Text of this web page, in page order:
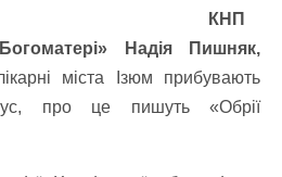
КНП
Надія Пишняк,
міста Ізюм прибувають
про це пишуть «Обрії